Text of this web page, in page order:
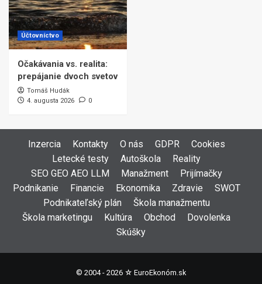
Účtovníctvo
Očakávania vs. realita:
prepájanie dvoch svetov
Tomáš Hudák
4. augusta 2026
0
Inzercia Kontakty O nás GDPR
Cookies
Letecké testy
Autoškola
Reality
SEO GEO AEO LLM
Manažment
Prijímačky
Podnikanie
Financie Ekonomika Zdravie
SWOT
Podnikateľský plán
Škola manažmentu
Škola marketingu
Kultúra Obchod
Dovolenka
Skúšky
© 2004 - 2026 ☆ EuroEkonóm.sk